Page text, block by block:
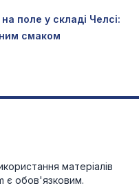
поле у складі Челсі:
смаком
матеріалів
є обов'язковим.